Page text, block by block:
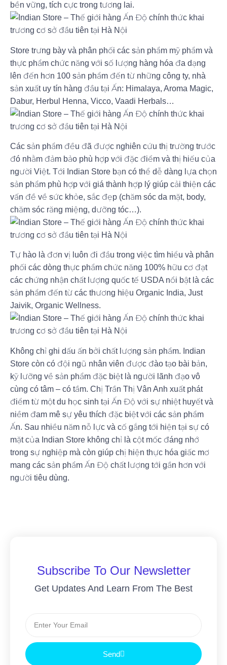
bền vững, tích cực trong tương lai.
Store trưng bày và phân phối các sản phẩm mỹ phẩm và
thực phẩm chức năng với số lượng hàng hóa đa dạng
lên đến hơn 100 sản phẩm đến từ những công ty, nhà
sản xuất uy tín hàng đầu tại Ấn: Himalaya, Aroma Magic,
Dabur, Herbul Henna, Vicco, Vaadi Herbals…
Các sản phẩm đều đã được nghiên cứu thị trường trước
đó nhằm đảm bảo phù hợp với đặc điểm và thị hiếu của
người Việt. Tới Indian Store bạn có thể dễ dàng lựa chọn
sản phẩm phù hợp với giá thành hợp lý giúp cải thiện các
vấn đề về sức khỏe, sắc đẹp (chăm sóc da mặt, body,
chăm sóc răng miệng, dưỡng tóc…).
Tự hào là đơn vị luôn đi đầu trong việc tìm hiểu và phân
phối các dòng thực phẩm chức năng 100% hữu cơ đạt
các chứng nhận chất lượng quốc tế USDA nổi bật là các
sản phẩm đến từ các thương hiệu Organic India, Just
Jaivik, Organic Wellness.
Không chỉ ghi dấu ấn bởi chất lượng sản phẩm. Indian
Store còn có đội ngũ nhân viên được đào tạo bài bản,
kỹ lưỡng về sản phẩm đặc biệt là người lãnh đạo vô
cùng có tâm – có tầm. Chị Trần Thị Vân Anh xuất phát
điểm từ một du học sinh tại Ấn Độ với sự nhiệt huyết và
niềm đam mê sự yêu thích đặc biệt với các sản phẩm
Ấn. Sau nhiều năm nỗ lực và cố gắng tới hiện tại sự có
mặt của Indian Store không chỉ là cột mốc đáng nhớ
trong sự nghiệp mà còn giúp chị hiện thực hóa giấc mơ
mang các sản phẩm Ấn Độ chất lượng tới gần hơn với
người tiêu dùng.
Subscribe To Our Newsletter
Get Updates And Learn From The Best
Send